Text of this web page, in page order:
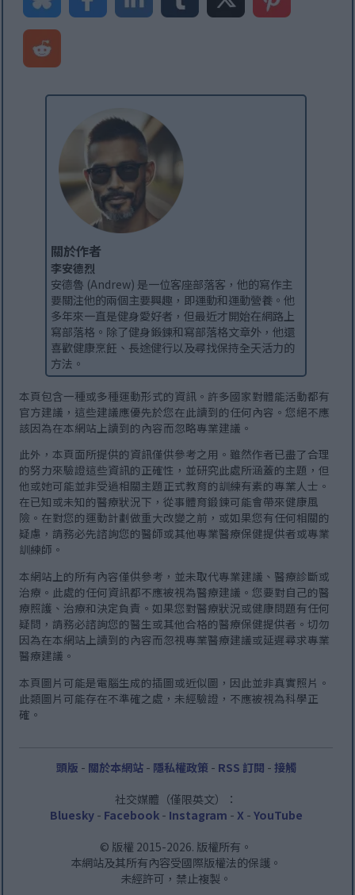
關於作者
李安德烈
安德魯 (Andrew) 是一位客座部落客，他的寫作主
要關注他的兩個主要興趣，即運動和運動營養。他
多年來一直是健身愛好者，但最近才開始在網路上
寫部落格。除了健身鍛鍊和寫部落格文章外，他還
喜歡健康烹飪、長途健行以及尋找保持全天活力的
方法。
本頁包含一種或多種運動形式的資訊。許多國家對體能活動都有
官方建議，這些建議應優先於您在此讀到的任何內容。您絕不應
該因為在本網站上讀到的內容而忽略專業建議。
此外，本頁面所提供的資訊僅供參考之用。雖然作者已盡了合理
的努力來驗證這些資訊的正確性，並研究此處所涵蓋的主題，但
他或她可能並非受過相關主題正式教育的訓練有素的專業人士。
在已知或未知的醫療狀況下，從事體育鍛鍊可能會帶來健康風
險。在對您的運動計劃做重大改變之前，或如果您有任何相關的
疑慮，請務必先諮詢您的醫師或其他專業醫療保健提供者或專業
訓練師。
本網站上的所有內容僅供參考，並未取代專業建議、醫療診斷或
治療。此處的任何資訊都不應被視為醫療建議。您要對自己的醫
療照護、治療和決定負責。如果您對醫療狀況或健康問題有任何
疑問，請務必諮詢您的醫生或其他合格的醫療保健提供者。切勿
因為在本網站上讀到的內容而忽視專業醫療建議或延遲尋求專業
醫療建議。
本頁圖片可能是電腦生成的插圖或近似圖，因此並非真實照片。
此類圖片可能存在不準確之處，未經驗證，不應被視為科學正
確。
頭版 - 關於本網站- 隱私權政策- RSS 訂閱 - 接觸
社交媒體（僅限英文）：
Bluesky- Facebook- Instagram - X - YouTube
© 版權 2015-2026. 版權所有。
本網站及其所有內容受國際版權法的保護。
未經許可，禁止複製。